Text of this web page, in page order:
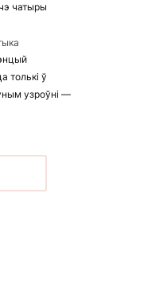
чатыры
толькі ў
узроўні —